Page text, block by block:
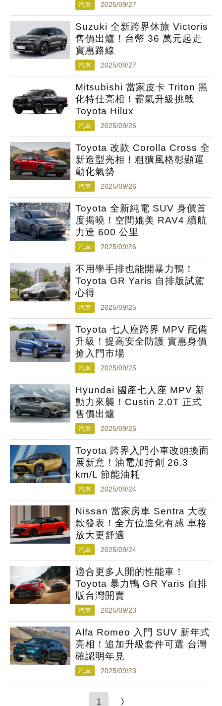
汽車 2025/09/27
Suzuki 全新跨界休旅 Victoris
售價出爐！台幣 36 萬元起走
實惠路線
汽車 2025/09/27
Mitsubishi 當家皮卡 Triton 黑
化特仕亮相！霸氣升級挑戰
Toyota Hilux
汽車 2025/09/26
Toyota 改款 Corolla Cross 全
新造型亮相！粗獷風格彰顯運
動化氣勢
汽車 2025/09/26
Toyota 全新純電 SUV 身價首
度揭曉！空間媲美 RAV4 續航
力達 600 公里
汽車 2025/09/26
不用學手排也能開暴力鴨！
Toyota GR Yaris 自排版試駕
心得
汽車 2025/09/25
Toyota 七人座跨界 MPV 配備
升級！提高安全防護 實惠身價
搶入門市場
汽車 2025/09/25
Hyundai 國產七人座 MPV 新
動力來襲！Custin 2.0T 正式
售價出爐
汽車 2025/09/25
Toyota 跨界入門小車改頭換面
展新意！油電加持創 26.3
km/L 節能油耗
汽車 2025/09/24
Nissan 當家房車 Sentra 大改
款發表！全方位進化有感 車格
放大更舒適
汽車 2025/09/24
適合更多人開的性能車！
Toyota 暴力鴨 GR Yaris 自排
版台灣開賣
汽車 2025/09/23
Alfa Romeo 入門 SUV 新年式
亮相！追加升級套件可選 台灣
確認明年見
汽車 2025/09/23
1 〉